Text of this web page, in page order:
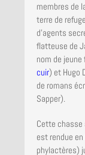
membres de
terre de
d’agents
flatteuse de
nom de jeune
cuir) et Hugo
de romans
Sapper).
Cette chasse
est rendue
phylactères)